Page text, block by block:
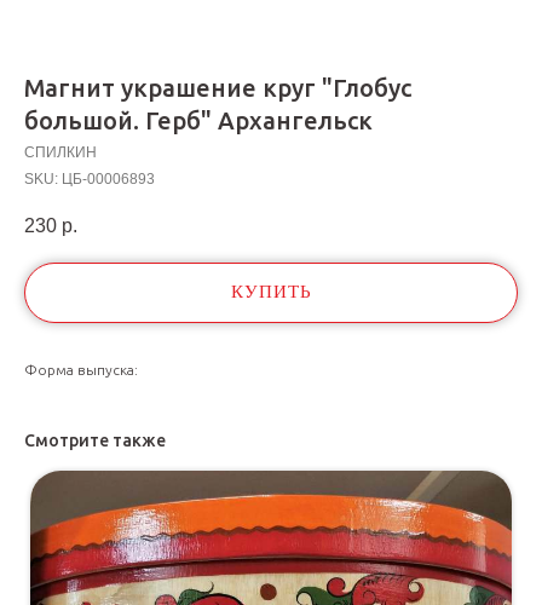
Магнит украшение круг "Глобус
большой. Герб" Архангельск
СПИЛКИН
SKU: ЦБ-00006893
230 р.
КУПИТЬ
Форма выпуска:
Смотрите также